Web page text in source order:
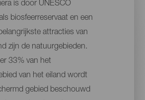
is door UNESCO
biosfeerreservaat en een
attracties van
zijn de natuurgebieden.
33% van het
van het eiland wordt
gebied beschouwd